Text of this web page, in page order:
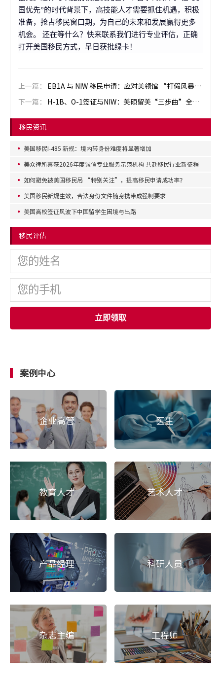
国优先”的时代背景下，高技能人才需要抓住机遇，积极
准备，抢占移民窗口期，为自己的未来和发展赢得更多
机会。
还在等什么？快来联系我们进行专业评估，正确
打开美国移民方式，早日获批绿卡！
上一篇： EB1A 与 NIW 移民申请：应对美领馆 “打假风暴” 全攻略
下一篇： H-1B、O-1签证与NIW：美硕留美“三步曲”全解析
移民资讯
美国移民I-485 新规：境内转身份难度将显著增加
美众律所喜获2026年度诚信专业服务示范机构 共赴移民行业新征程
如何避免被美国移民局 “特别关注”，提高移民申请成功率？
美国移民新规生效，合法身份文件随身携带成强制要求
美国高校签证风波下中国留学生困境与出路
移民评估
立即领取
案例中心
企业高管 医生
教育人才 艺术人才
产品经理 科研人员
杂志主编 工程师